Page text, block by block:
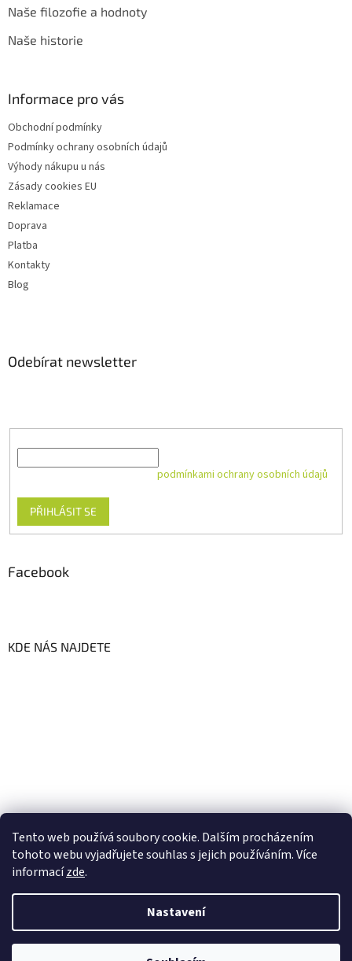
Tento web používá soubory cookie. Dalším procházením
tohoto webu vyjadřujete souhlas s jejich používáním. Více
informacízde.
Nastavení
Naše filozofie a hodnoty
Naše historie
Informace pro vás
Obchodní podmínky
Podmínky ochrany osobních údajů
Výhody nákupu u nás
Zásady cookies EU
Reklamace
Doprava
Platba
Kontakty
Blog
Odebírat newsletter
podmínkami ochrany osobních údajů
PŘIHLÁSIT SE
Facebook
KDE NÁS NAJDETE
Copyright 2026GoFresh | Zdravé a čerstvé BIO potraviny.